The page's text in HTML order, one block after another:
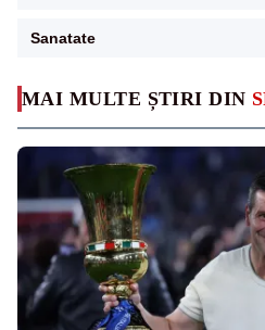
MAI MULTE ȘTIRI DIN
Sanatate